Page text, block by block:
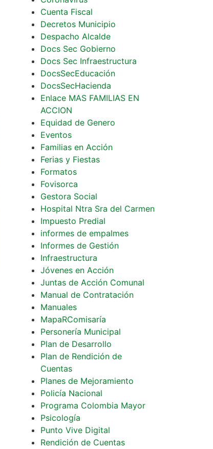
Cuenta Fiscal
Decretos Municipio
Despacho Alcalde
Docs Sec Gobierno
Docs Sec Infraestructura
DocsSecEducación
DocsSecHacienda
Enlace MAS FAMILIAS EN
ACCION
Equidad de Genero
Eventos
Familias en Acción
Ferias y Fiestas
Formatos
Fovisorca
Gestora Social
Hospital Ntra Sra del Carmen
Impuesto Predial
informes de empalmes
Informes de Gestión
Infraestructura
Jóvenes en Acción
Juntas de Acción Comunal
Manual de Contratación
Manuales
MapaRComisaría
Personería Municipal
Plan de Desarrollo
Plan de Rendición de
Cuentas
Planes de Mejoramiento
Policía Nacional
Programa Colombia Mayor
Psicología
Punto Vive Digital
Rendición de Cuentas